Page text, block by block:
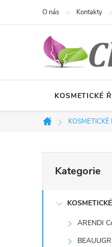
O nás Kontakty
KOSMETICKÉ
Domů
KOSMETICKÉ
o
kategorie
Kategorie
ARENDI